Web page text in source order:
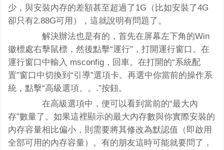
少，與安裝內存的差額甚至超過了1G（比如安裝了4G
卻只有2.88G可用），這就說明有問題了。
解決辦法也是有的，首先在屏幕左下角的Win
徽標處右擊鼠標，然後點擊“運行”，打開運行窗口。在
運行窗口中輸入 msconfig，回車。在打開的“系統配
置”窗口中切換到“引導”選項卡。再選中你當前的操作系
統，點擊“高級選項。。.”按鈕。
在高級選項中，便可以看到當前的“最大內
存”數量了。如果這裡顯示的最大內存數與你實際安裝的
內存容量相比偏小，則需要將其修改為默認值（即啟用
全部可用的內存容量）。有的朋友這時可能就要問了，